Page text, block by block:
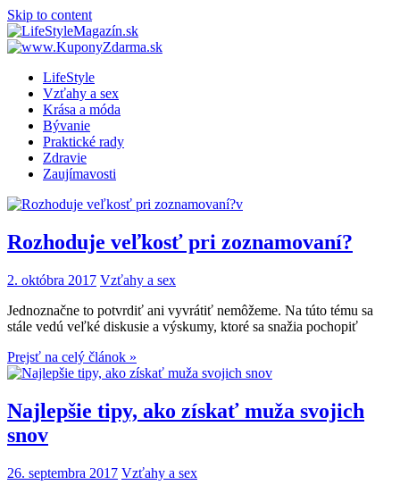
Skip to content
LifeStyle
Vzťahy a sex
Krása a móda
Bývanie
Praktické rady
Zdravie
Zaujímavosti
Rozhoduje veľkosť pri zoznamovaní?
2. októbra 2017 Vzťahy a sex
Jednoznačne to potvrdiť ani vyvrátiť nemôžeme. Na túto tému sa
stále vedú veľké diskusie a výskumy, ktoré sa snažia pochopiť
Prejsť na celý článok »
Najlepšie tipy, ako získať muža svojich
snov
26. septembra 2017 Vzťahy a sex